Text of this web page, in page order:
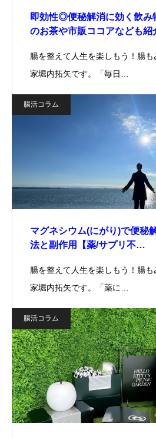
即効性◎便秘解消に効く飲み
のお茶や市販ココアなども
腸を整えて人生を楽しもう！腸
家堀内拓矢です。「毎日…
腸活コラム
マグネシウム(にがり)で便秘
法と副作用【薬/サプリ不…
腸を整えて人生を楽しもう！腸
家堀内拓矢です。「薬に…
腸活コラム